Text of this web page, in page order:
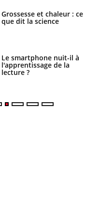
Grossesse et chaleur : ce
que dit la science
Le smartphone nuit-il à
l'apprentissage de la
lecture ?